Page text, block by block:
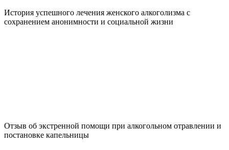
История успешного лечения женского алкоголизма с
сохранением анонимности и социальной жизни
Отзыв об экстренной помощи при алкогольном отравлении и
постановке капельницы